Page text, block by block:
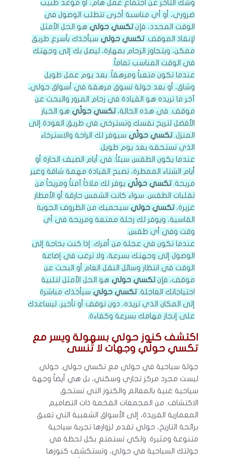
وشك التأخر عن اجتماع عمل هام، أو موعد طبيب
ضروري، أو أي مناسبة أخرى تتطلب الوصول في
الوقت المحدد، فإنتكسي حولي هو الحل الأمثل
لإنقاذ الموقف.تكسي حولي سيأخذك بأسرع طريق
ممكن، ويتجاوز الزحام بمهارة، ليصل بك إلى وجهتك
في الوقت المناسب تماماً.
عندما تكون متعباً ومرهقاً. بعد يوم عمل طويل
وشاق، أو بعد جولة تسوق مرهقة في أسواق حولي،
آخر ما تريده هو القيادة في زحام المرور والبحث عن
موقف. في هذه الحالة،تكسي حولّي هو الخيار
الأفضل لتريح نفسك وتسترخي في طريق العودة إلى
المنزل.تكسي حولّي سيوفر لك الراحة والاسترخاء
الذي تستحقه بعد يوم طويل.
عندما يكون الطقس سيئاً. في أيام الصيف الحارة أو
أيام الشتاء الممطرة، تصبح القيادة مهمة شاقة وغير
مريحة.تكسي حولّي يوفر لك ملاذاً آمناً ومريحاً من
تقلبات الطقس. سواء كانت الشمس حارقة أو الأمطار
غزيرة،تكسي حولي سيحميك من الظروف الجوية
القاسية، ويوفر لك رحلة ممتعة ومريحة في أي
وقت وفي أي طقس.
عندما تكون في عجلة من أمرك. إذا كنت بحاجة إلى
الوصول إلى وجهتك بسرعة، ولا ترغب في إضاعة
الوقت في انتظار وسائل النقل العام أو البحث عن
موقف، فإنتكسي حولي هو الحل الأمثل لتلبية
احتياجاتك العاجلة.تكسي حولي سيأخذك مباشرة
إلى المكان الذي تريده، دون توقف أو تأخير، ليساعدك
على إنجاز مهامك بسرعة وكفاءة.
اكتشف كنوز حولي بسهولة ويسر مع
تكسي حولّي وجهات لا تُنسى
جولة سياحية في حولي مع تكسي حولي. حولي
ليست مجرد مركز تجاري وسكني، بل هي أيضاً وجهة
سياحية غنية بالمعالم والكنوز التي تستحق
الاكتشاف. من المجمعات الفخمة ذات التصاميم
المعمارية الفريدة، إلى الأسواق الشعبية التي تعبق
برائحة التاريخ، حولي تقدم لزوارها تجربة سياحية
متنوعة ومثيرة. ولكي تستمتع بكل لحظة في
جولتك السياحية في حولي، وتستكشف كنوزها